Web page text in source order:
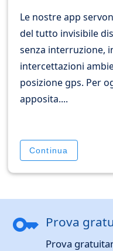
Le nostre app
del tutto invisibile
senza interruzione,
intercettazioni
posizione gps. Per
apposita....
Continua
key Prova
Prova